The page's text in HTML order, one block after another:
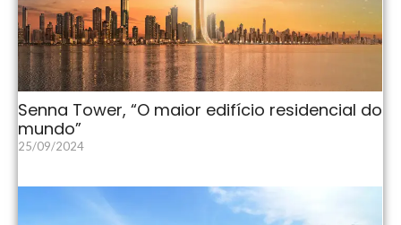
Senna Tower, “O maior edifício residencial do
mundo”
25/09/2024